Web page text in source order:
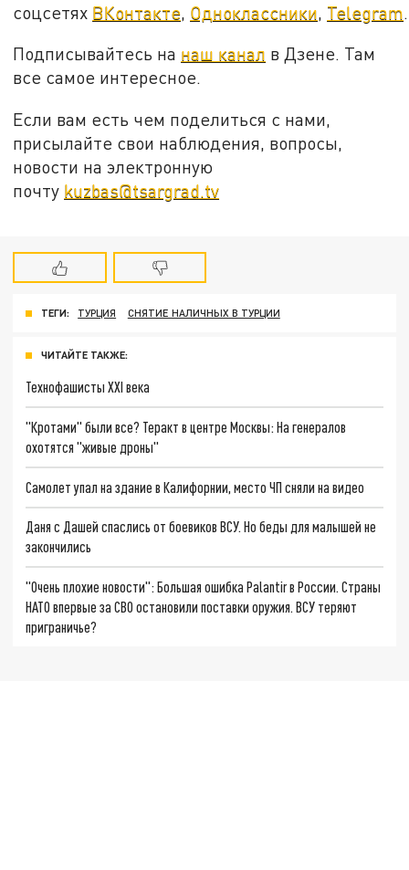
соцсетях ВКонтакте Одноклассники Telegram
Подписывайтесь на наш канал в Дзене. Там
все самое интересное.
Если вам есть чем поделиться с нами,
присылайте свои наблюдения, вопросы,
новости на электронную
почту kuzbas@tsargrad.tv
ТЕГИ: ТУРЦИЯ СНЯТИЕ НАЛИЧНЫХ В ТУРЦИИ
ЧИТАЙТЕ ТАКЖЕ:
Технофашисты XXI века
"Кротами" были все? Теракт в центре Москвы: На генералов
охотятся "живые дроны"
Самолет упал на здание в Калифорнии, место ЧП сняли на видео
Даня с Дашей спаслись от боевиков ВСУ. Но беды для малышей не
закончились
"Очень плохие новости": Большая ошибка Palantir в России. Страны
НАТО впервые за СВО остановили поставки оружия. ВСУ теряют
приграничье?